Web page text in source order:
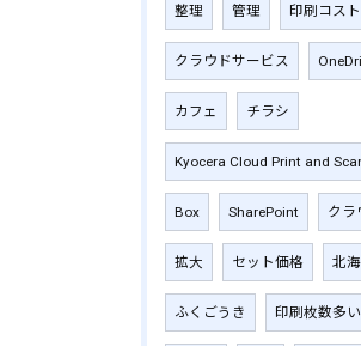
整理 管理 印刷コスト
クラウドサービス
カフェ チラシ
Kyocera Cloud Print and
Box SharePoint クラ
拡大 セット価格 北
ふくごうき 印刷枚数多い